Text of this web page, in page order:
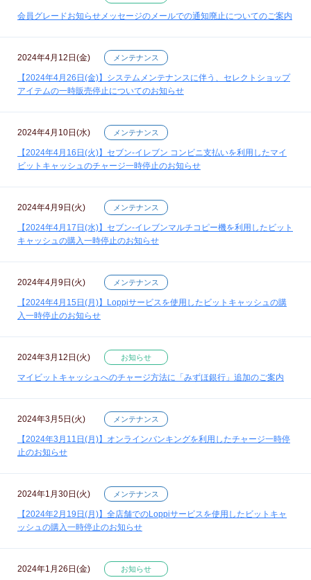
会員グレードお知らせメッセージのメールでの通知廃止についてのご案内
2024年4月12日(金) メンテナンス
【2024年4月26日(金)】システムメンテナンスに伴う、セレクトショップ
アイテムの一時販売停止についてのお知らせ
2024年4月10日(水) メンテナンス
【2024年4月16日(火)】セブン‐イレブン コンビニ支払いを利用したマイ
ビットキャッシュのチャージ一時停止のお知らせ
2024年4月9日(火) メンテナンス
【2024年4月17日(水)】セブン‐イレブンマルチコピー機を利用したビット
キャッシュの購入一時停止のお知らせ
2024年4月9日(火) メンテナンス
【2024年4月15日(月)】Loppiサービスを使用したビットキャッシュの購
入一時停止のお知らせ
2024年3月12日(火) お知らせ
マイビットキャッシュへのチャージ方法に「みずほ銀行」追加のご案内
2024年3月5日(火) メンテナンス
【2024年3月11日(月)】オンラインバンキングを利用したチャージ一時停
止のお知らせ
2024年1月30日(火) メンテナンス
【2024年2月19日(月)】全店舗でのLoppiサービスを使用したビットキャ
ッシュの購入一時停止のお知らせ
2024年1月26日(金) お知らせ